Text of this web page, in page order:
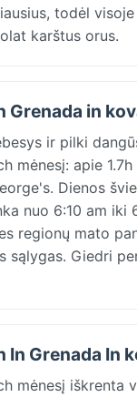
todėl
karštus orus.
Grenada in
ir pilki
mėnesį: apie
Dienos
nuo 6:10 am iki
regionų mato
sąlygas. Giedri
In Grenada In
mėnesį iškrenta